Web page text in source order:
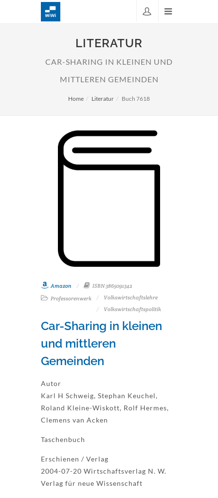
LITERATUR
CAR-SHARING IN KLEINEN UND
MITTLEREN GEMEINDEN
Home Literatur Buch 7618
Amazon
ISBN 3865091342
Professorenwerk
Volkswirtschaftslehre
Volkswirtschaftspolitik
Car-Sharing in kleinen
und mittleren
Gemeinden
Autor
Karl H Schweig, Stephan Keuchel,
Roland Kleine-Wiskott, Rolf Hermes,
Clemens van Acken
Taschenbuch
Erschienen / Verlag
2004-07-20 Wirtschaftsverlag N. W.
Verlag für neue Wissenschaft